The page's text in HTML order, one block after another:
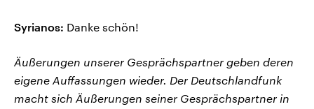
Syrianos: Danke schön!
Äußerungen unserer Gesprächspartner geben deren
eigene Auffassungen wieder. Der Deutschlandfunk
macht sich Äußerungen seiner Gesprächspartner in